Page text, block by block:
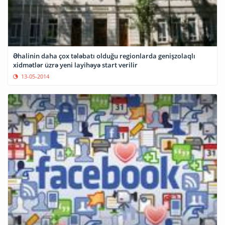
Əhalinin daha çox tələbatı olduğu regionlarda genişzolaqlı
xidmətlər üzrə yeni layihəyə start verilir
13-05-2014